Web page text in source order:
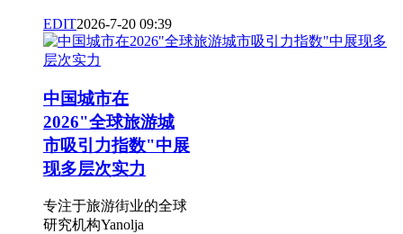
EDIT2026-7-20 09:39
中国城市在
2026"全球旅游城
市吸引力指数"中展
现多层次实力
专注于旅游街业的全球
研究机构Yanolja